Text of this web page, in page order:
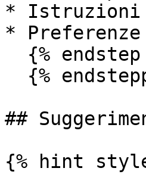
* Istruzioni
*
##
{% hint